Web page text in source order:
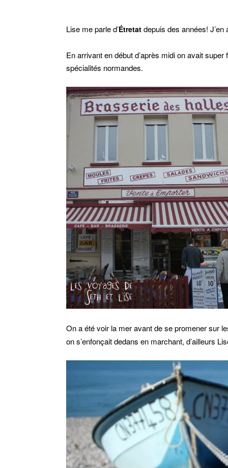
Lise me parle d’Étretat depuis des années! J’en
En arrivant en début d’après midi on avait
spécialités normandes.
On a été voir la mer avant de se promener sur
on s’enfonçait dedans en marchant, d’ailleurs